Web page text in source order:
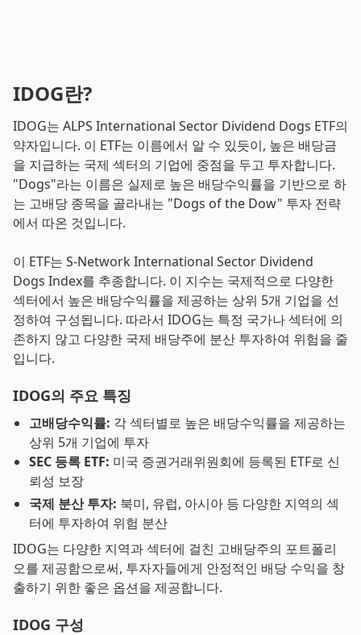
IDOG란?
IDOG는 ALPS International Sector Dividend Dogs ETF의
약자입니다. 이 ETF는 이름에서 알 수 있듯이, 높은 배당금
을 지급하는 국제 섹터의 기업에 중점을 두고 투자합니다.
"Dogs"라는 이름은 실제로 높은 배당수익률을 기반으로 하
는 고배당 종목을 골라내는 "Dogs of the Dow" 투자 전략
에서 따온 것입니다.
이 ETF는 S-Network International Sector Dividend
Dogs Index를 추종합니다. 이 지수는 국제적으로 다양한
섹터에서 높은 배당수익률을 제공하는 상위 5개 기업을 선
정하여 구성됩니다. 따라서 IDOG는 특정 국가나 섹터에 의
존하지 않고 다양한 국제 배당주에 분산 투자하여 위험을 줄
입니다.
IDOG의 주요 특징
고배당수익률: 각 섹터별로 높은 배당수익률을 제공하는
상위 5개 기업에 투자
SEC 등록 ETF: 미국 증권거래위원회에 등록된 ETF로 신
뢰성 보장
국제 분산 투자: 북미, 유럽, 아시아 등 다양한 지역의 섹
터에 투자하여 위험 분산
IDOG는 다양한 지역과 섹터에 걸친 고배당주의 포트폴리
오를 제공함으로써, 투자자들에게 안정적인 배당 수익을 창
출하기 위한 좋은 옵션을 제공합니다.
IDOG 구성